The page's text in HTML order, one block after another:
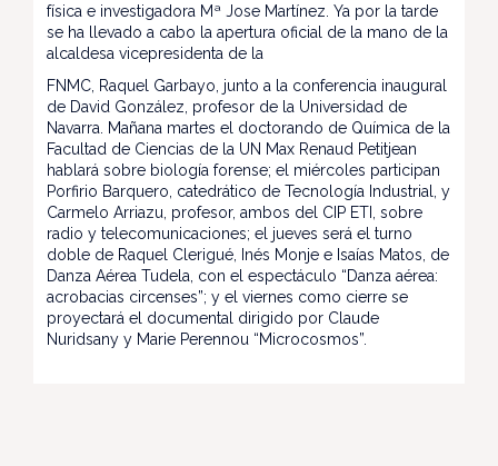
física e investigadora Mª Jose Martínez. Ya por la tarde
se ha llevado a cabo la apertura oficial de la mano de la
alcaldesa vicepresidenta de la
FNMC, Raquel Garbayo, junto a la conferencia inaugural
de David González, profesor de la Universidad de
Navarra. Mañana martes el doctorando de Química de la
Facultad de Ciencias de la UN Max Renaud Petitjean
hablará sobre biología forense; el miércoles participan
Porfirio Barquero, catedrático de Tecnología Industrial, y
Carmelo Arriazu, profesor, ambos del CIP ETI, sobre
radio y telecomunicaciones; el jueves será el turno
doble de Raquel Clerigué, Inés Monje e Isaías Matos, de
Danza Aérea Tudela, con el espectáculo “Danza aérea:
acrobacias circenses”; y el viernes como cierre se
proyectará el documental dirigido por Claude
Nuridsany y Marie Perennou “Microcosmos”.